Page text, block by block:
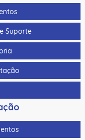
32G
K7M101-E0 Freq.
Kem125 Em
M1 Mifare
Dupla
Suporte